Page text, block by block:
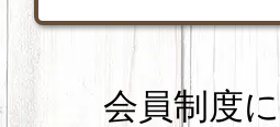
会員制度